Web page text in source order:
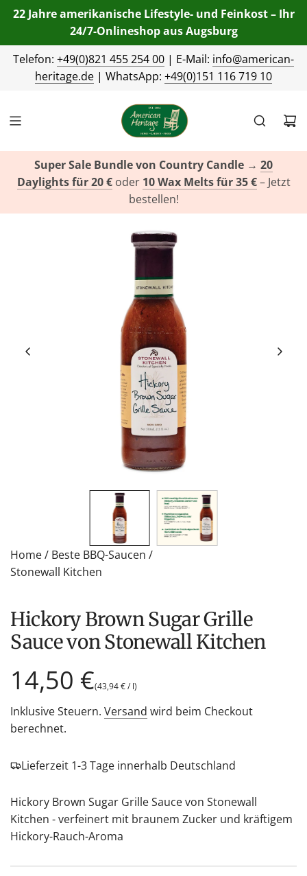
22 Jahre amerikanische Lifestyle- und Feinkost – Ihr
24/7-Onlineshop aus Augsburg
Telefon: +49(0)821 455 254 00 | E-Mail: info@american-
heritage.de | WhatsApp: +49(0)151 116 719 10
Super Sale Bundle von Country Candle → 20
Daylights für 20 €oder 10 Wax Melts für 35 €– Jetzt
bestellen!
Home/ Beste BBQ-Saucen /
Stonewall Kitchen
Hickory Brown Sugar Grille
Sauce von Stonewall Kitchen
Regulärer
Preis
14,50 €(43,94 €/ l)
Inklusive Steuern. Versand wird beim Checkout
berechnet.
Lieferzeit 1-3 Tage innerhalb Deutschland
Hickory Brown Sugar Grille Sauce von Stonewall
Kitchen - verfeinert mit braunem Zucker und kräftigem
Hickory-Rauch-Aroma